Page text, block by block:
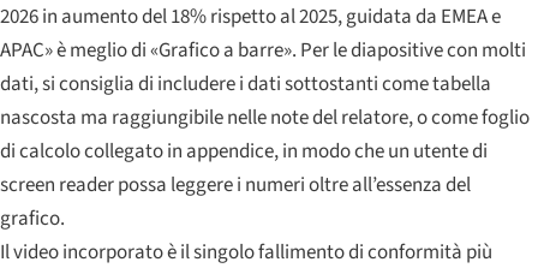
2026 in aumento del 18% rispetto al 2025, guidata da EMEA e
APAC» è meglio di «Grafico a barre». Per le diapositive con molti
dati, si consiglia di includere i dati sottostanti come tabella
nascosta ma raggiungibile nelle note del relatore, o come foglio
di calcolo collegato in appendice, in modo che un utente di
screen reader possa leggere i numeri oltre all’essenza del
grafico.
Il video incorporato è il singolo fallimento di conformità più